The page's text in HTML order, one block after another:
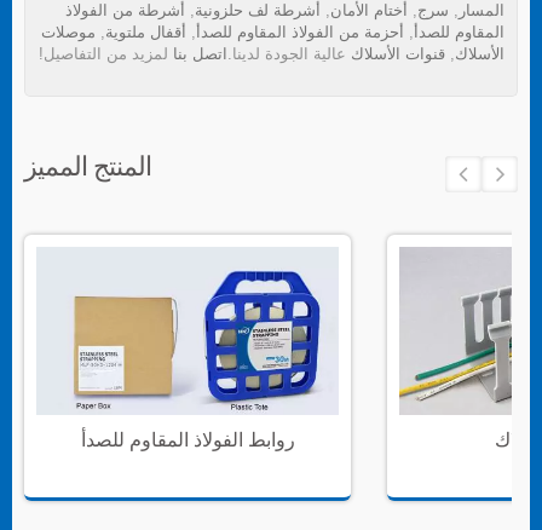
المسار, سرج, أختام الأمان, أشرطة لف حلزونية, أشرطة من الفولاذ
المقاوم للصدأ, أحزمة من الفولاذ المقاوم للصدأ, أقفال ملتوية, موصلات
الأسلاك, قنوات الأسلاكعالية الجودة لدينا.اتصل بنالمزيد من التفاصيل!
المنتج المميز
روابط الفولاذ المقاوم للصدأ